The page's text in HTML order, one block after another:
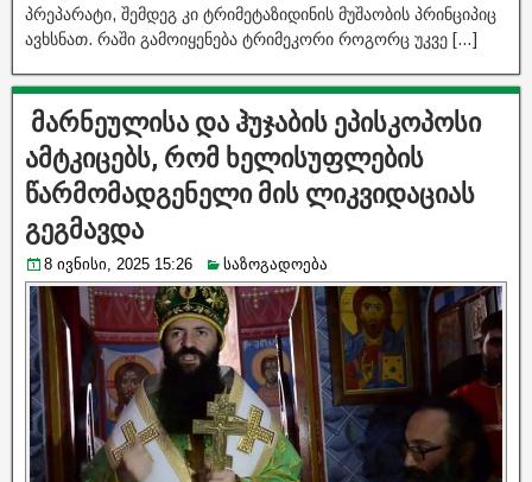
პრეპარატი, შემდეგ კი ტრიმეტაზიდინის მუშაობის პრინციპიც
ავხსნათ. რაში გამოიყენება ტრიმეკორი როგორც უკვე […]
მარნეულისა და ჰუჯაბის ეპისკოპოსი
ამტკიცებს, რომ ხელისუფლების
წარმომადგენელი მის ლიკვიდაციას
გეგმავდა
8 ივნისი, 2025 15:26 საზოგადოება